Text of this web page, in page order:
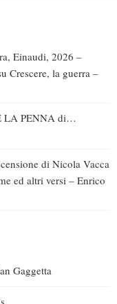
Einaudi, 2026 –
Crescere, la guerra –
LA PENNA di…
di Nicola Vacca
ed altri versi – Enrico
Gaggetta